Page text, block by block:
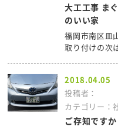
大工工事 ま
のいい家
福岡市南区皿
取り付けの次
2018.04.05
投稿者：
カテゴリー：
ご存知です